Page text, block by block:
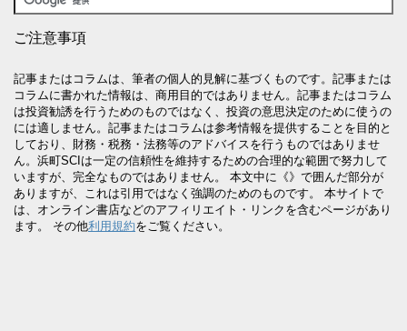
ご注意事項
記事またはコラムは、筆者の個人的見解に基づくものです。記事または
コラムに書かれた情報は、商用目的ではありません。記事またはコラム
は投資勧誘を行うためのものではなく、投資の意思決定のために使うの
には適しません。記事またはコラムは参考情報を提供することを目的と
しており、財務・税務・法務等のアドバイスを行うものではありませ
ん。浜町SCIは一定の信頼性を維持するための合理的な範囲で努力して
いますが、完全なものではありません。 本文中に《》で囲んだ部分が
ありますが、これは引用ではなく強調のためのものです。 本サイトで
は、オンライン書店などのアフィリエイト・リンクを含むページがあり
ます。 その他利用規約をご覧ください。